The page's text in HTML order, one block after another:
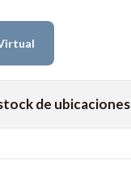
de ubicaciones